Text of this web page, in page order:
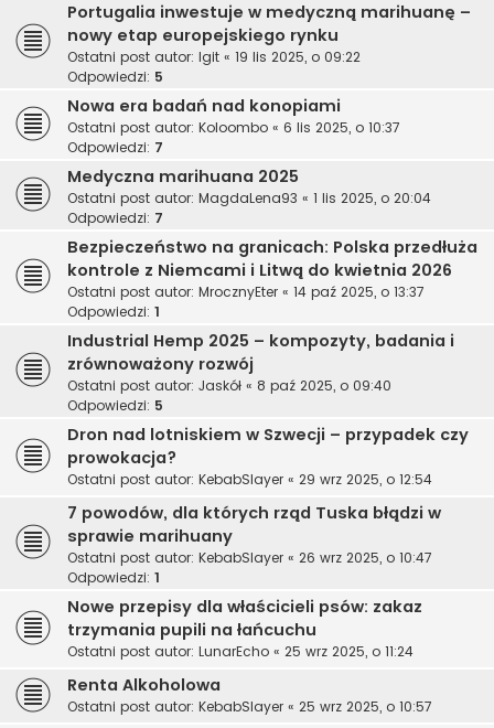
Portugalia inwestuje w medyczną marihuanę –
nowy etap europejskiego rynku
Ostatni post autor: Igit « 19 lis 2025, o 09:22
Odpowiedzi: 5
Nowa era badań nad konopiami
Ostatni post autor: Koloombo « 6 lis 2025, o 10:37
Odpowiedzi: 7
Medyczna marihuana 2025
Ostatni post autor: MagdaLena93 « 1 lis 2025, o 20:04
Odpowiedzi: 7
Bezpieczeństwo na granicach: Polska przedłuża
kontrole z Niemcami i Litwą do kwietnia 2026
Ostatni post autor: MrocznyEter « 14 paź 2025, o 13:37
Odpowiedzi: 1
Industrial Hemp 2025 – kompozyty, badania i
zrównoważony rozwój
Ostatni post autor: Jaskół « 8 paź 2025, o 09:40
Odpowiedzi: 5
Dron nad lotniskiem w Szwecji – przypadek czy
prowokacja?
Ostatni post autor: KebabSlayer « 29 wrz 2025, o 12:54
7 powodów, dla których rząd Tuska błądzi w
sprawie marihuany
Ostatni post autor: KebabSlayer « 26 wrz 2025, o 10:47
Odpowiedzi: 1
Nowe przepisy dla właścicieli psów: zakaz
trzymania pupili na łańcuchu
Ostatni post autor: LunarEcho « 25 wrz 2025, o 11:24
Renta Alkoholowa
Ostatni post autor: KebabSlayer « 25 wrz 2025, o 10:57